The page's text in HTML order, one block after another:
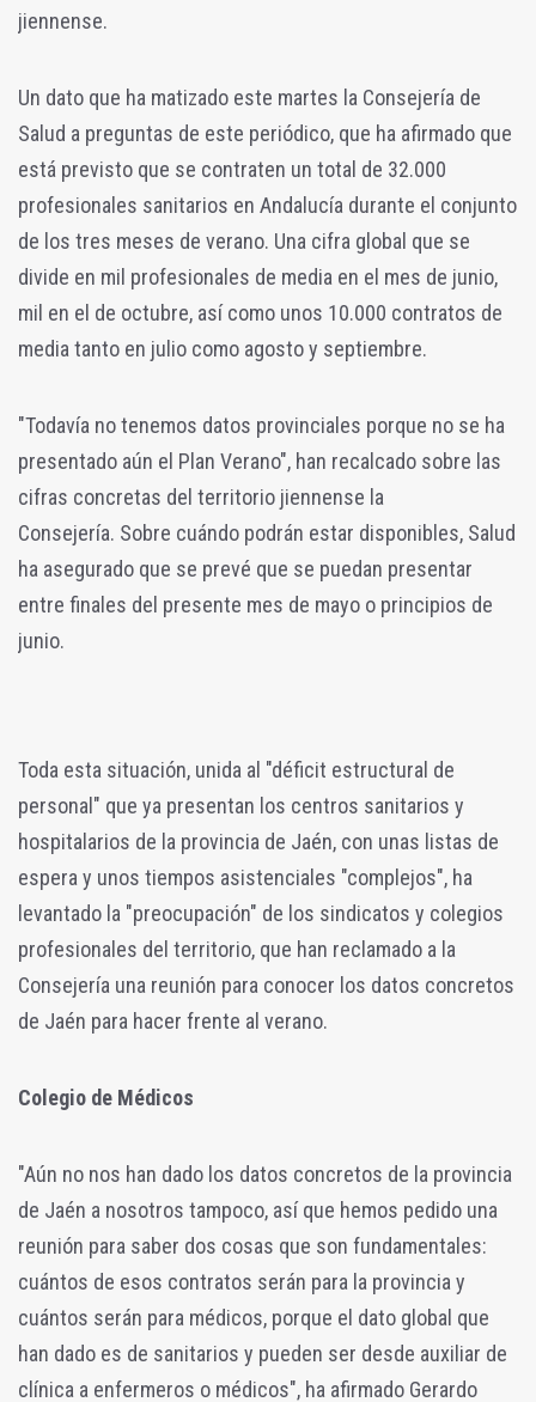
jiennense.
Un dato que ha matizado este martes la Consejería de
Salud a preguntas de este periódico, que ha afirmado que
está previsto que se contraten un total de 32.000
profesionales sanitarios en Andalucía durante el conjunto
de los tres meses de verano. Una cifra global que se
divide en mil profesionales de media en el mes de junio,
mil en el de octubre, así como unos 10.000 contratos de
media tanto en julio como agosto y septiembre.
"Todavía no tenemos datos provinciales porque no se ha
presentado aún el Plan Verano", han recalcado sobre las
cifras concretas del territorio jiennense la
Consejería. Sobre cuándo podrán estar disponibles, Salud
ha asegurado que se prevé que se puedan presentar
entre finales del presente mes de mayo o principios de
junio.
Toda esta situación, unida al "déficit estructural de
personal" que ya presentan los centros sanitarios y
hospitalarios de la provincia de Jaén, con unas listas de
espera y unos tiempos asistenciales "complejos", ha
levantado la "preocupación" de los sindicatos y colegios
profesionales del territorio, que han reclamado a la
Consejería una reunión para conocer los datos concretos
de Jaén para hacer frente al verano.
Colegio de Médicos
"Aún no nos han dado los datos concretos de la provincia
de Jaén a nosotros tampoco, así que hemos pedido una
reunión para saber dos cosas que son fundamentales:
cuántos de esos contratos serán para la provincia y
cuántos serán para médicos, porque el dato global que
han dado es de sanitarios y pueden ser desde auxiliar de
clínica a enfermeros o médicos", ha afirmado Gerardo